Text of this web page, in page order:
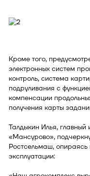
Кроме того,
электронных систем
контроль, система
подруливания с
компенсации
получения карты
Талдыкин Илья,
«Мансурово»,
Ростсельмаш, опираясь
эксплуатации: